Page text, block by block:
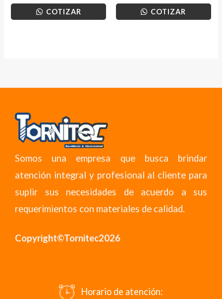
COTIZAR COTIZAR
Somos una empresa que busca brindar
atención integral y profesional al cliente para
suplir sus necesidades de acuerdo a sus
requerimientos con materiales de calidad.
Copyright©Tornitec2026
Horario de atención: